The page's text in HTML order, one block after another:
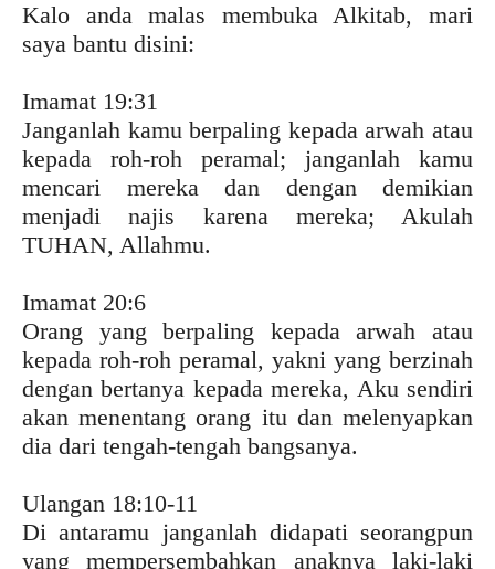
Kalo anda malas membuka Alkitab, mari
saya bantu disini:
Imamat 19:31
Janganlah kamu berpaling kepada arwah atau
kepada roh-roh peramal; janganlah kamu
mencari mereka dan dengan demikian
menjadi najis karena mereka; Akulah
TUHAN, Allahmu.
Imamat 20:6
Orang yang berpaling kepada arwah atau
kepada roh-roh peramal, yakni yang berzinah
dengan bertanya kepada mereka, Aku sendiri
akan menentang orang itu dan melenyapkan
dia dari tengah-tengah bangsanya.
Ulangan 18:10-11
Di antaramu janganlah didapati seorangpun
yang mempersembahkan anaknya laki-laki